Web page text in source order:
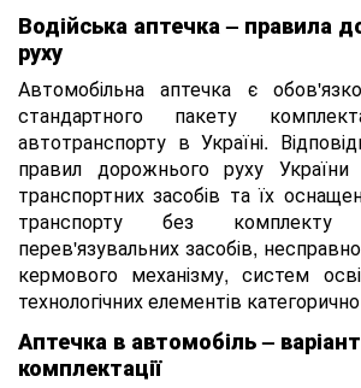
Водійська аптечка – правила
руху
Автомобільна аптечка є
стандартного пакету
автотранспорту в Україні.
правил дорожнього руху України
транспортних засобів та їх
транспорту без
перев'язувальних засобів,
кермового механізму, систем
технологічних елементів
Аптечка в автомобіль –
комплектації